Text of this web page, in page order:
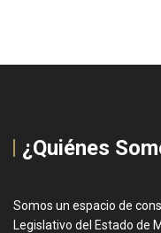
¿Quiénes
Somos un espacio de
Legislativo del Estado de